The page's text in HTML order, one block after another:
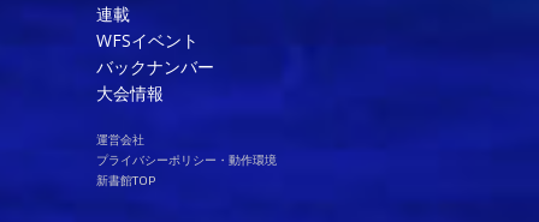
連載
WFSイベント
バックナンバー
大会情報
運営会社
プライバシーポリシー・動作環境
新書館TOP